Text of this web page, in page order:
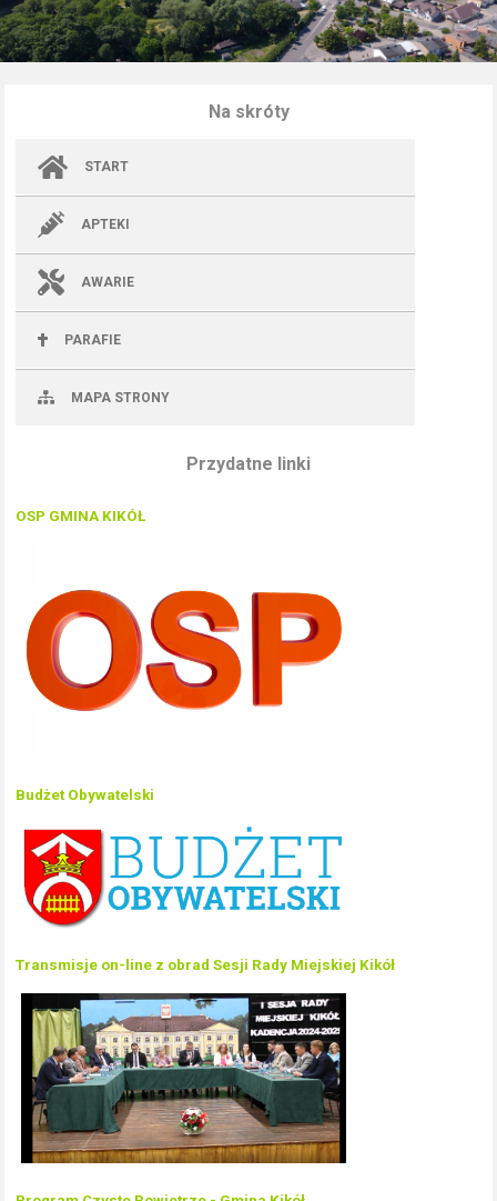
Na skróty
START
APTEKI
AWARIE
PARAFIE
MAPA STRONY
Przydatne linki
OSP GMINA KIKÓŁ
Budżet Obywatelski
Transmisje on-line z obrad Sesji Rady Miejskiej Kikół